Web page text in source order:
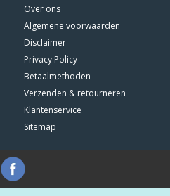
Over ons
Algemene voorwaarden
Disclaimer
Privacy Policy
Betaalmethoden
Verzenden & retourneren
Klantenservice
Sitemap